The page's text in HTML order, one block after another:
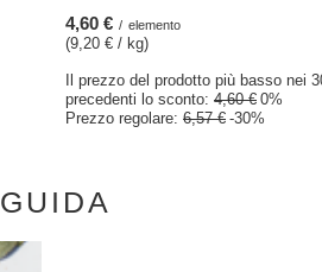
4,60 € / elemento
(9,20 € / kg)
Il prezzo del prodotto più basso nei
precedenti lo sconto: 4,60 € 0%
Prezzo regolare: 6,57 € -30%
GUIDA